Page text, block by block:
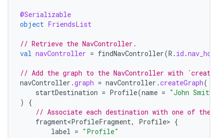
@Serializable
object FriendsList
// Retrieve the NavController.
val navController = findNavController(R . id .
// Add the graph to the NavController with
navController .graph = navController .createGraph(
startDestination = Profile(name = "John Smith"
)
{
// Associate each destination with one of the
fragment<ProfileFragment, Profile> {
label = "Profile"